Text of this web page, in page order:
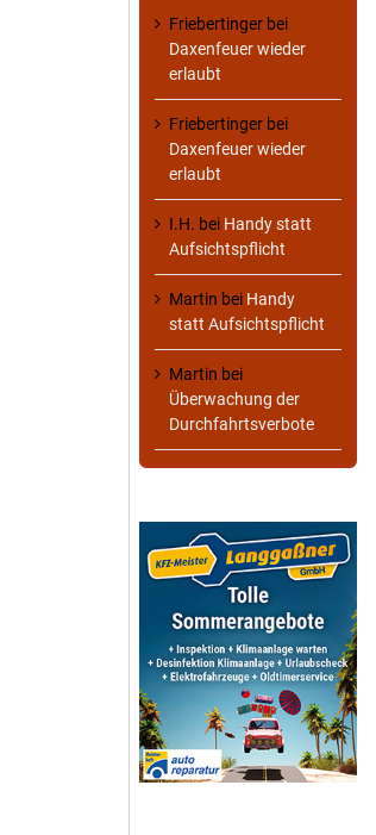
Friebertinger bei
Daxenfeuer wieder
erlaubt
Friebertinger bei
Daxenfeuer wieder
erlaubt
I.H. bei Handy statt
Aufsichtspflicht
Martin bei Handy
statt Aufsichtspflicht
Martin bei
Überwachung der
Durchfahrtsverbote